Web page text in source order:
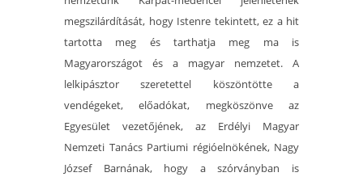
megszilárdítását, hogy Istenre tekintett, ez a hit
tartotta meg és tarthatja meg ma is
Magyarországot és a magyar nemzetet. A
lelkipásztor szeretettel köszöntötte a
vendégeket, előadókat, megköszönve az
Egyesület vezetőjének, az Erdélyi Magyar
Nemzeti Tanács Partiumi régióelnökének, Nagy
József Barnának, hogy a szórványban is